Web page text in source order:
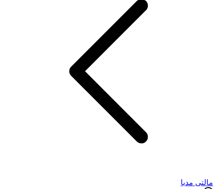
مالتی مدیا